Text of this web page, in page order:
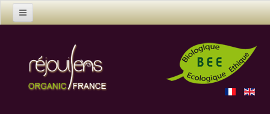
Products
Contact us